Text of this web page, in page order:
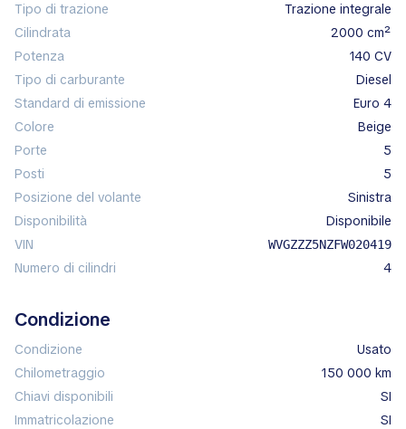
Tipo di trazione
trazione integrale
Cilindrata
2000 cm²
Potenza
140 CV
Tipo di carburante
diesel
Standard di emissione
Euro 4
Colore
beige
Porte
5
Posti
5
Posizione del volante
sinistra
Disponibilità
disponibile
VIN
WVGZZZ5NZFW020419
Numero di cilindri 4
Condizione
Condizione
Usato
Chilometraggio
150 000 km
Chiavi disponibili
SI
Immatricolazione
SI